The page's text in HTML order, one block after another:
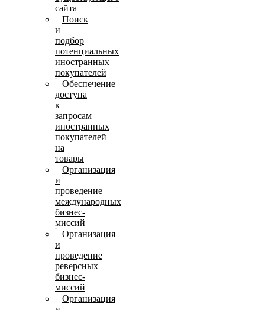
сайта
Поиск
и
подбор
потенциальных
иностранных
покупателей
Обеспечение
доступа
к
запросам
иностранных
покупателей
на
товары
Организация
и
проведение
международных
бизнес-
миссий
Организация
и
проведение
реверсных
бизнес-
миссий
Организация